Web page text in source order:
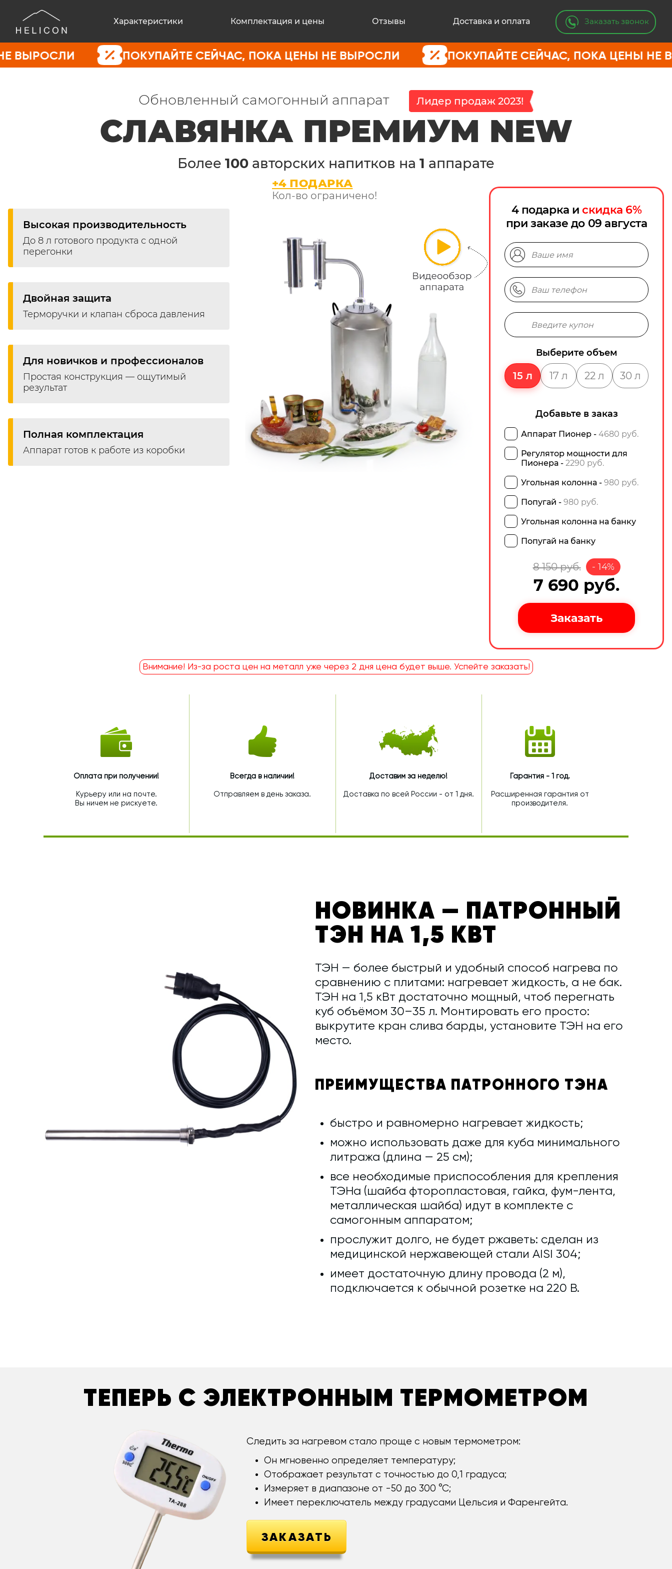
Характеристики Комплектация и цены Отзывы Доставка и оплата Заказать звонок
ПОКУПАЙТЕ СЕЙЧАС, ПОКА ЦЕНЫ НЕ ВЫРОСЛИ ПОКУПАЙТЕ СЕЙЧАС, ПОКА ЦЕНЫ НЕ ВЫРОСЛИ
Обновленный самогонный аппарат Лидер продаж 2023!
СЛАВЯНКА ПРЕМИУМ NEW
Более 100 авторских напитков на 1 аппарате
+4 ПОДАРКА
Кол-во ограничено!
Высокая производительность
До 8 л готового продукта с одной
перегонки
Двойная защита
Терморучки и клапан сброса давления
Для новичков и профессионалов
Простая конструкция — ощутимый
результат
Полная комплектация
Аппарат готов к работе из коробки
4 подарка искидка 6%
при заказе
Выберите объем
15 л 17 л 22 л 30 л
Добавьте в заказ
Аппарат Пионер - 4680 руб.
Регулятор мощности для
Пионера - 2290 руб.
Угольная колонна - 980 руб.
Попугай - 980 руб.
Угольная колонна на банку
Попугай на банку
8 150руб. - 14%
7 690 руб.
Внимание! Из-за роста цен на металл уже через 2 дня цена будет выше. Успейте заказать!
Оплата при получении!
Курьеру или на почте.
Вы ничем не рискуете.
Всегда в наличии!
Отправляем в день заказа.
Доставим за неделю!
Доставка по всей России - от 1 дня.
Гарантия - 1 год.
Расширенная гарантия от
производителя.
НОВИНКА — ПАТРОННЫЙ
ТЭН НА 1,5 КВТ
ТЭН — более быстрый и удобный способ нагрева по
сравнению с плитами: нагревает жидкость, а не бак.
ТЭН на 1,5 кВт достаточно мощный, чтоб перегнать
куб объёмом 30–35 л. Монтировать его просто:
выкрутите кран слива барды, установите ТЭН на его
место.
ПРЕИМУЩЕСТВА ПАТРОННОГО ТЭНА
быстро и равномерно нагревает жидкость;
можно использовать даже для куба минимального
литража (длина — 25 см);
все необходимые приспособления для крепления
ТЭНа (шайба фторопластовая, гайка, фум-лента,
металлическая шайба) идут в комплекте с
самогонным аппаратом;
прослужит долго, не будет ржаветь: сделан из
медицинской нержавеющей стали AISI 304;
имеет достаточную длину провода (2 м),
подключается к обычной розетке на 220 В.
ТЕПЕРЬ С ЭЛЕКТРОННЫМ ТЕРМОМЕТРОМ
Следить за нагревом стало проще с новым термометром:
Он мгновенно определяет температуру;
Отображает результат с точностью до 0,1 градуса;
Измеряет в диапазоне от -50 до 300 °С;
Имеет переключатель между градусами Цельсия и Фаренгейта.
ЗАКАЗАТЬ